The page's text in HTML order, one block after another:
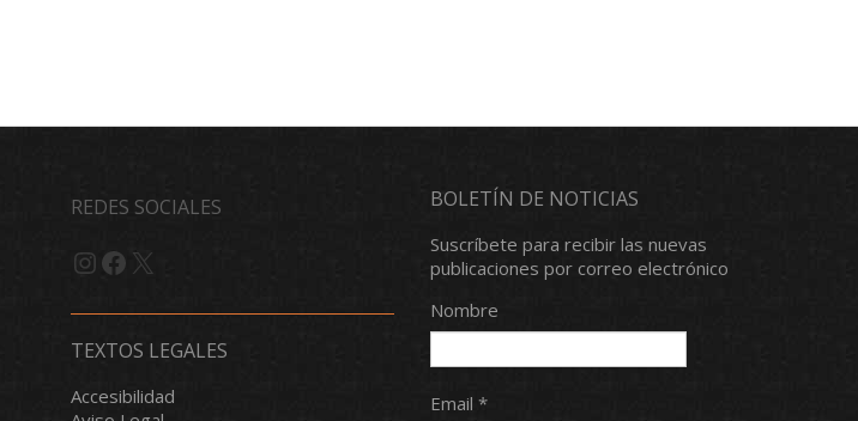
REDES SOCIALES
Instagram
Facebook
X
TEXTOS LEGALES
Accesibilidad
BOLETÍN DE NOTICIAS
Suscríbete para recibir las nuevas
publicaciones por correo electrónico
Nombre
Email *